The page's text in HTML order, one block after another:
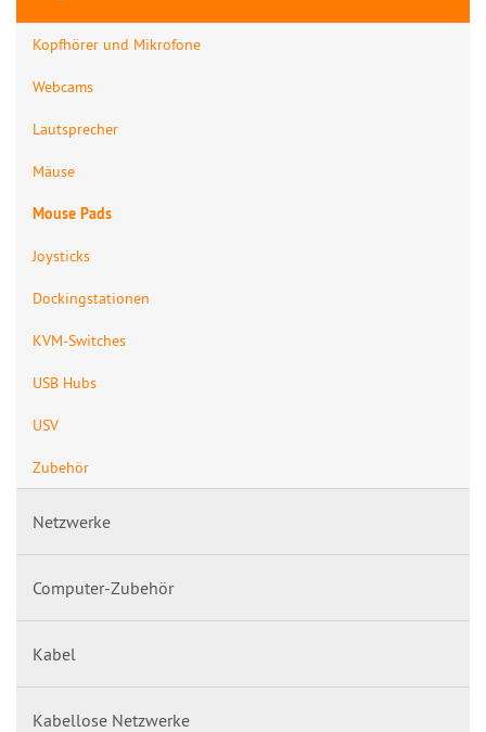
Kopfhörer und Mikrofone
Webcams
Lautsprecher
Mäuse
Mouse Pads
Joysticks
Dockingstationen
KVM-Switches
USB Hubs
USV
Zubehör
Netzwerke
Computer-Zubehör
Kabel
Kabellose Netzwerke